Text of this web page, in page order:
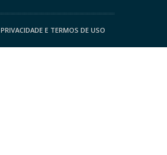
PRIVACIDADE E TERMOS DE USO